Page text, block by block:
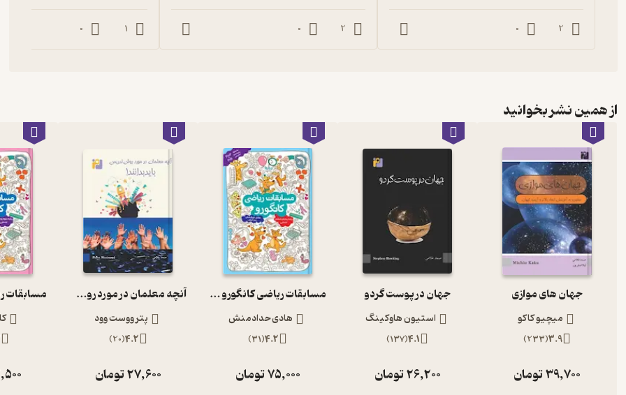
2
0
2
0
1
0
از همین نشر بخوانید
جهان های موازی
میچیو کاکو
3.9
(
233
)
39,700تومان
جهان در پوست گردو
استیون هاوکینگ
4.1
(
137
)
26,200تومان
مسابقات ریاضی کانگورو پایه پنجم و ششم ابتدایی
هادی حدادمنش
4.2
(
31
)
75,000تومان
آنچه معلمان در مورد روش تدریس باید بدانند
پتر ووست وود
4.2
(
20
)
27,600تومان